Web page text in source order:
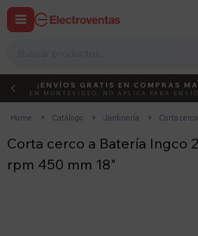

DEBUT ACTIVÁ
¡ENVÍOS GRATIS EN COMPRAS
EN MONTEVIDEO, NO APLICA PARA
Home Catálogo Jardinería Corta cerco
Corta cerco a Batería Ingco
rpm 450 mm 18"